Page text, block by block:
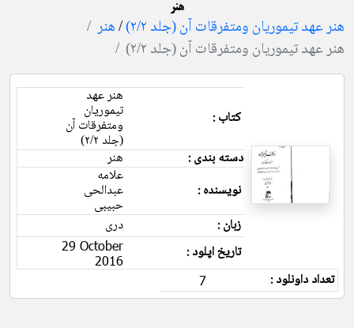
هنر
هنر عهد تیموریان ومتفرقات آن (جلد ۲/۲) /هنر
هنر عهد تیموریان ومتفرقات آن (جلد ۲/۲)
کتاب :
هنر عهد
تیموریان
ومتفرقات آن
(جلد ۲/۲)
دسته بندی :
هنر
نویسنده :
علامه
عبدالحی
حبیبی
زبان :
دری
تاریخ اپلود :
29 October
2016
تعداد داونلود : 7